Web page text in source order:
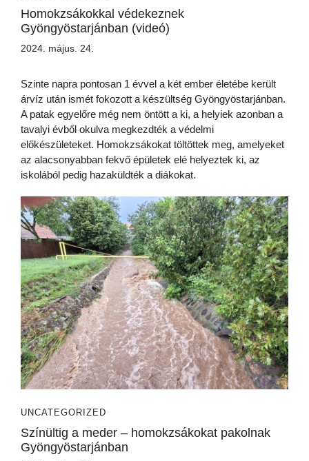
Homokzsákokkal védekeznek
Gyöngyöstarjánban (videó)
2024. május. 24.
Szinte napra pontosan 1 évvel a két ember életébe került
árvíz után ismét fokozott a készültség Gyöngyöstarjánban.
A patak egyelőre még nem öntött a ki, a helyiek azonban a
tavalyi évből okulva megkezdték a védelmi
előkészületeket. Homokzsákokat töltöttek meg, amelyeket
az alacsonyabban fekvő épületek elé helyeztek ki, az
iskolából pedig hazaküldték a diákokat.
UNCATEGORIZED
Színültig a meder – homokzsákokat pakolnak
Gyöngyöstarjánban